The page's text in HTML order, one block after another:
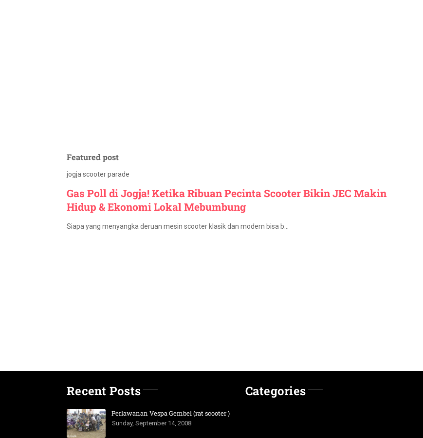
Featured post
jogja scooter parade
Gas Poll di Jogja! Ketika Ribuan Pecinta Scooter Bikin JEC Makin
Hidup & Ekonomi Lokal Mebumbung
Siapa yang menyangka deruan mesin scooter klasik dan modern bisa b…
Recent Posts
Perlawanan Vespa Gembel (rat scooter )
Sunday, September 14, 2008
Categories